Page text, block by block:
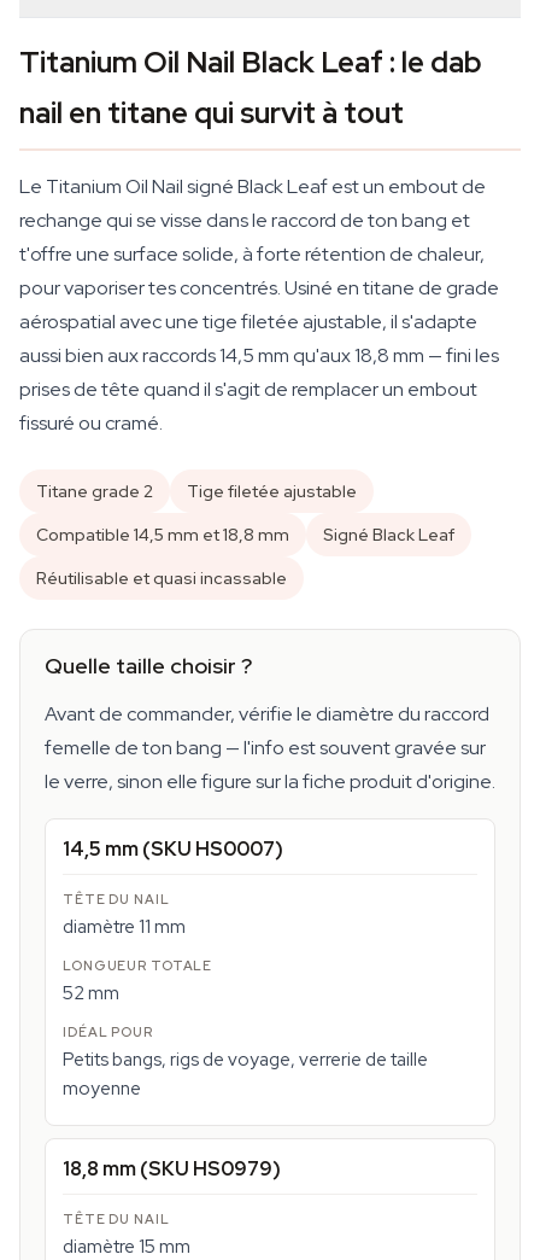
Titanium Oil Nail Black Leaf : le dab
nail en titane qui survit à tout
Le Titanium Oil Nail signé Black Leaf est un embout de
rechange qui se visse dans le raccord de ton bang et
t'offre une surface solide, à forte rétention de chaleur,
pour vaporiser tes concentrés. Usiné en titane de grade
aérospatial avec une tige filetée ajustable, il s'adapte
aussi bien aux raccords 14,5 mm qu'aux 18,8 mm — fini les
prises de tête quand il s'agit de remplacer un embout
fissuré ou cramé.
Titane grade 2
Tige filetée ajustable
Compatible 14,5 mm et 18,8 mm
Signé Black Leaf
Réutilisable et quasi incassable
Quelle taille choisir ?
Avant de commander, vérifie le diamètre du raccord
femelle de ton bang — l'info est souvent gravée sur
le verre, sinon elle figure sur la fiche produit d'origine.
14,5 mm (SKU HS0007)
diamètre 11 mm
52 mm
Petits bangs, rigs de voyage, verrerie de taille
moyenne
18,8 mm (SKU HS0979)
diamètre 15 mm